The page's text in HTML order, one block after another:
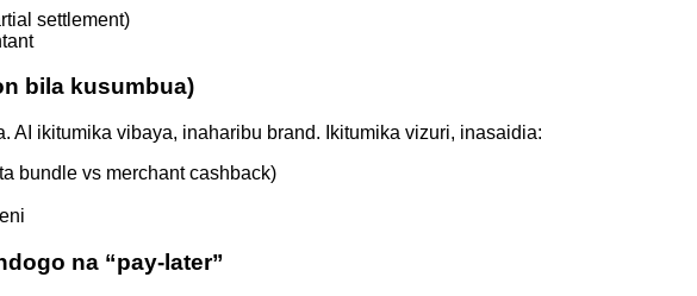
settlement)
bila kusumbua)
AI ikitumika vibaya, inaharibu brand. Ikitumika vizuri, inasaidia:
bundle vs merchant cashback)
na “pay-later”